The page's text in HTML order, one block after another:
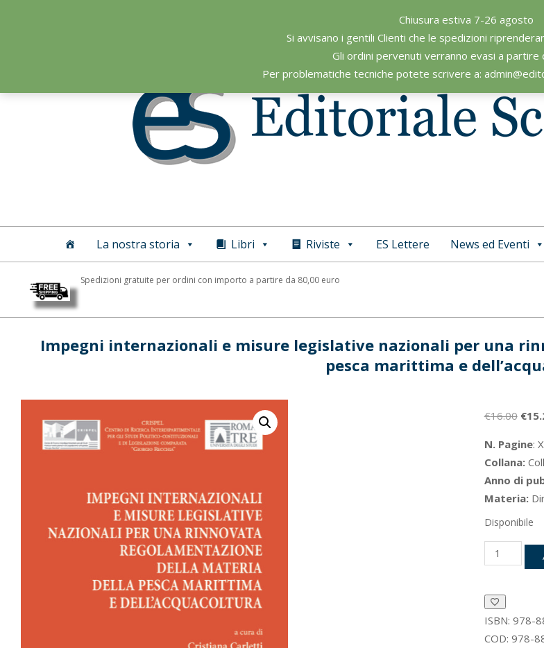
Chiusura estiva 7-26 agosto
Si avvisano i gentili Clienti che le spedizioni
Gli ordini pervenuti verranno evasi a partire
Per problematiche tecniche potete scrivere a:
Editoriale
Scientifica
Primary
La nostra storia Libri Riviste ES Lettere News ed Eventi
Spedizioni gratuite per ordini con importo a partire da 80,00 euro
Impegni internazionali e misure legislative nazionali per una
pesca marittima e
€16.00 Il
era:
€
N. Pagine:
Collana:
Anno di
Materia:
Disponibile
Impegni
legislative
nazionali
per
ISBN: 978-
COD: 978-